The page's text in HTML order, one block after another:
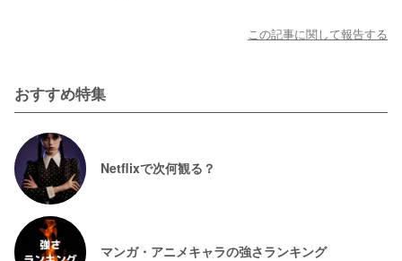
この記事に関して報告する
おすすめ特集
Netflixで次何観る？
マンガ・アニメキャラの強さランキング